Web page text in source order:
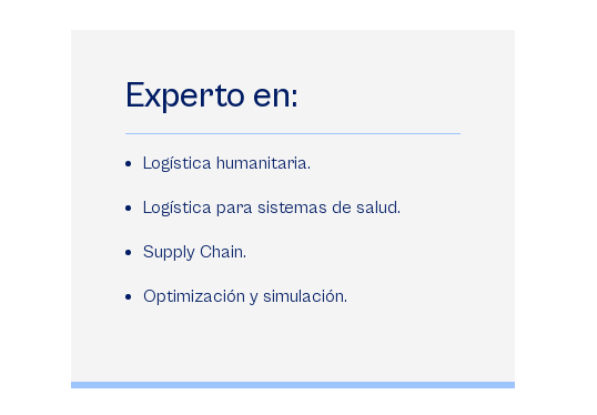
Experto en:
Logística humanitaria.
Logística para sistemas de salud.
Supply Chain.
Optimización y simulación.